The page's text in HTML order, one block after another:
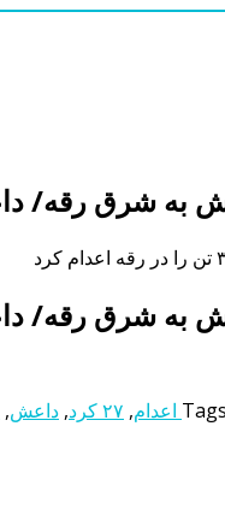
Tags
, ۲۷ کرد , داعش,